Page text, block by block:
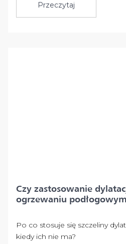
Przeczytaj
Czy zastosowanie
ogrzewaniu
Po co stosuje się szczeliny
kiedy ich nie ma?